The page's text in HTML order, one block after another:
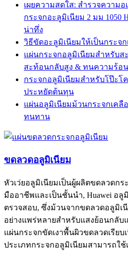
เผยความสดใส: สำรวจความ
กระจกอะลูมิเนียม 2 มม
น่าทึ่ง
วิธีขัดอะลูมิเนียมให้เป็นกระจ
แผ่นกระจกอลูมิเนียมสำหรับส
สะท้อนกลับสูง & ทนความร้อน
กระจกอลูมิเนียมสำหรับโป๊ะโ
ประหยัดต้นทุน
แผ่นอลูมิเนียมม้วนกระจกเคลื
ทนทาน
ขดลวดอลูมิเนียม
หัวเว่ยอลูมิเนียมเป็นผู้ผลิตขดลวดก
มืออาชีพและเป็นชั้นนำ, Huawei อลู
ตรวจสอบ, ซึ่งม้วนจากขดลวดอลูมิเ
อย่างแพร่หลายสำหรับแสงย้อนกลับ
แผ่นกระจกขัดเงาพื้นผิวขดลวดเรียบ
ประเภทกระจกอลูมิเนียมสามารถใช้